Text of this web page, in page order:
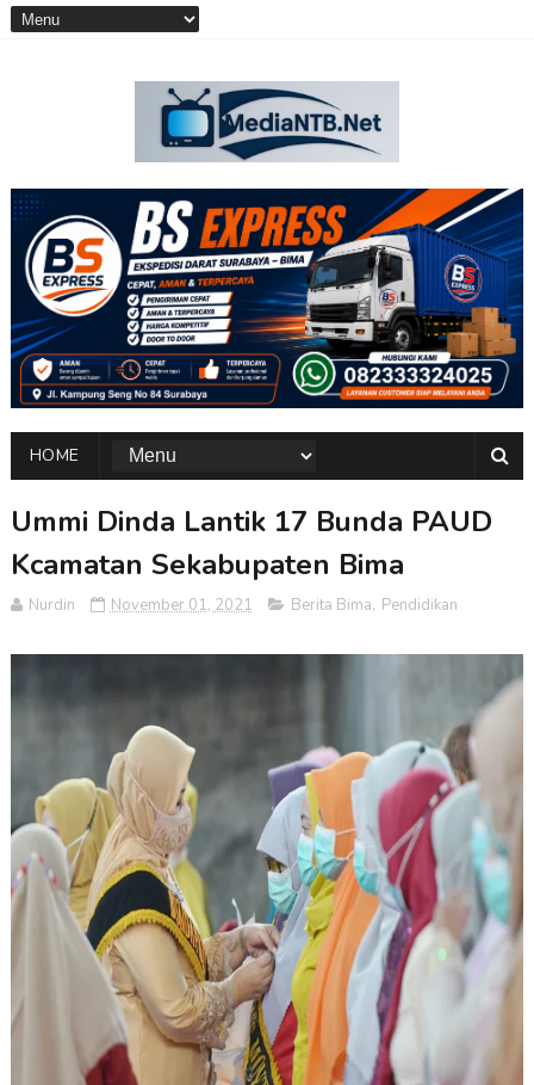
HOME
Ummi Dinda Lantik 17 Bunda PAUD
Kcamatan Sekabupaten Bima
Nurdin November 01, 2021 Berita Bima, Pendidikan